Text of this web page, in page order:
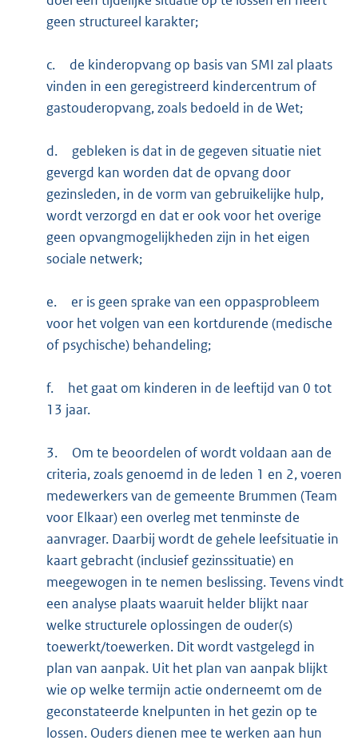
geen structureel karakter;
c.
de kinderopvang op basis van SMI zal plaats
vinden in een geregistreerd kindercentrum of
gastouderopvang, zoals bedoeld in de Wet;
d.
gebleken is dat in de gegeven situatie niet
gevergd kan worden dat de opvang door
gezinsleden, in de vorm van gebruikelijke hulp,
wordt verzorgd en dat er ook voor het overige
geen opvangmogelijkheden zijn in het eigen
sociale netwerk;
e.
er is geen sprake van een oppasprobleem
voor het volgen van een kortdurende (medische
of psychische) behandeling;
f.
het gaat om kinderen in de leeftijd van 0 tot
13 jaar.
3.
Om te beoordelen of wordt voldaan aan de
criteria, zoals genoemd in de leden 1 en 2, voeren
medewerkers van de gemeente Brummen (Team
voor Elkaar) een overleg met tenminste de
aanvrager. Daarbij wordt de gehele leefsituatie in
kaart gebracht (inclusief gezinssituatie) en
meegewogen in te nemen beslissing. Tevens vindt
een analyse plaats waaruit helder blijkt naar
welke structurele oplossingen de ouder(s)
toewerkt/toewerken. Dit wordt vastgelegd in
plan van aanpak. Uit het plan van aanpak blijkt
wie op welke termijn actie onderneemt om de
geconstateerde knelpunten in het gezin op te
lossen. Ouders dienen mee te werken aan hun